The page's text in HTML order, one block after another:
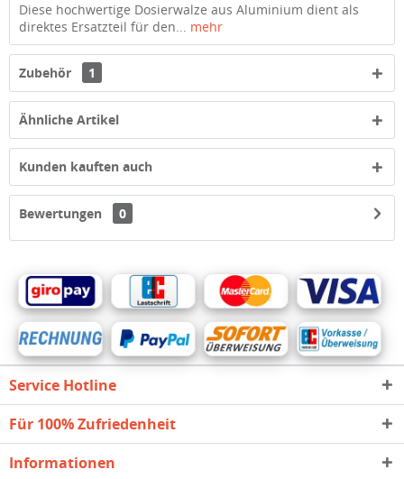
Diese hochwertige Dosierwalze aus Aluminium dient als
direktes Ersatzteil für den... mehr
Zubehör 1
Ähnliche Artikel
Kunden kauften auch
Bewertungen 0
Service Hotline
Für 100% Zufriedenheit
Informationen